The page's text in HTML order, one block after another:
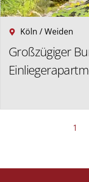
Köln / Weiden
Großzügiger
1